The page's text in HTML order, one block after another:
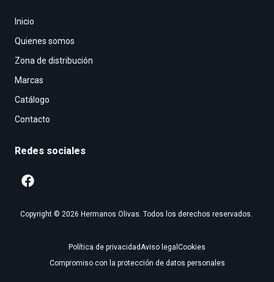
Inicio
Quienes somos
Zona de distribución
Marcas
Catálogo
Contacto
Redes sociales
Copyright © 2026 Hermanos Olivas. Todos los derechos reservados.
Política de privacidadAviso legal Cookies
Compromiso con la protección de datos personales